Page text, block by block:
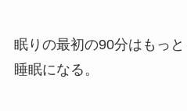
眠りの最初の90分はもっ
睡眠になる。